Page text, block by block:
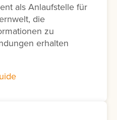
als Anlaufstelle für
die
zu
erhalten